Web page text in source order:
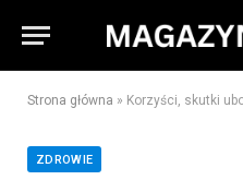
Strona główna » Korzyści, skutki
ZDROWIE